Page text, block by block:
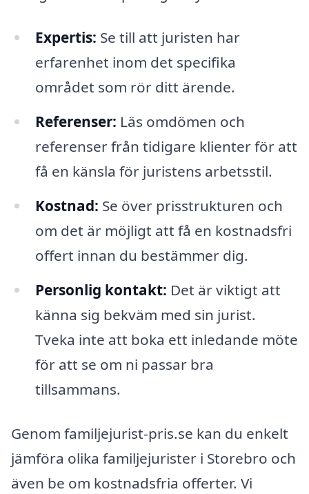
Expertis: Se till att juristen har
erfarenhet inom det specifika
området som rör ditt ärende.
Referenser: Läs omdömen och
referenser från tidigare klienter för att
få en känsla för juristens arbetsstil.
Kostnad: Se över prisstrukturen och
om det är möjligt att få en kostnadsfri
offert innan du bestämmer dig.
Personlig kontakt: Det är viktigt att
känna sig bekväm med sin jurist.
Tveka inte att boka ett inledande möte
för att se om ni passar bra
tillsammans.
Genom familjejurist-pris.se kan du enkelt
jämföra olika familjejurister i Storebro och
även be om kostnadsfria offerter. Vi